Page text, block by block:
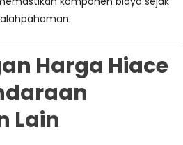
Harga Hiace
Lain